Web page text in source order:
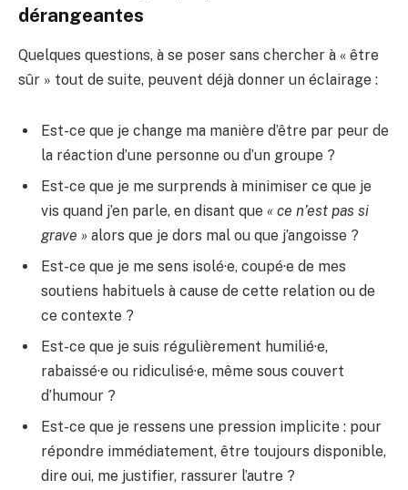
dérangeantes
Quelques questions, à se poser sans chercher à « être
sûr » tout de suite, peuvent déjà donner un éclairage :
Est-ce que je change ma manière d’être par peur de
la réaction d’une personne ou d’un groupe ?
Est-ce que je me surprends à minimiser ce que je
vis quand j’en parle, en disant que « ce n’est pas si
grave » alors que je dors mal ou que j’angoisse ?
Est-ce que je me sens isolé·e, coupé·e de mes
soutiens habituels à cause de cette relation ou de
ce contexte ?
Est-ce que je suis régulièrement humilié·e,
rabaissé·e ou ridiculisé·e, même sous couvert
d’humour ?
Est-ce que je ressens une pression implicite : pour
répondre immédiatement, être toujours disponible,
dire oui, me justifier, rassurer l’autre ?